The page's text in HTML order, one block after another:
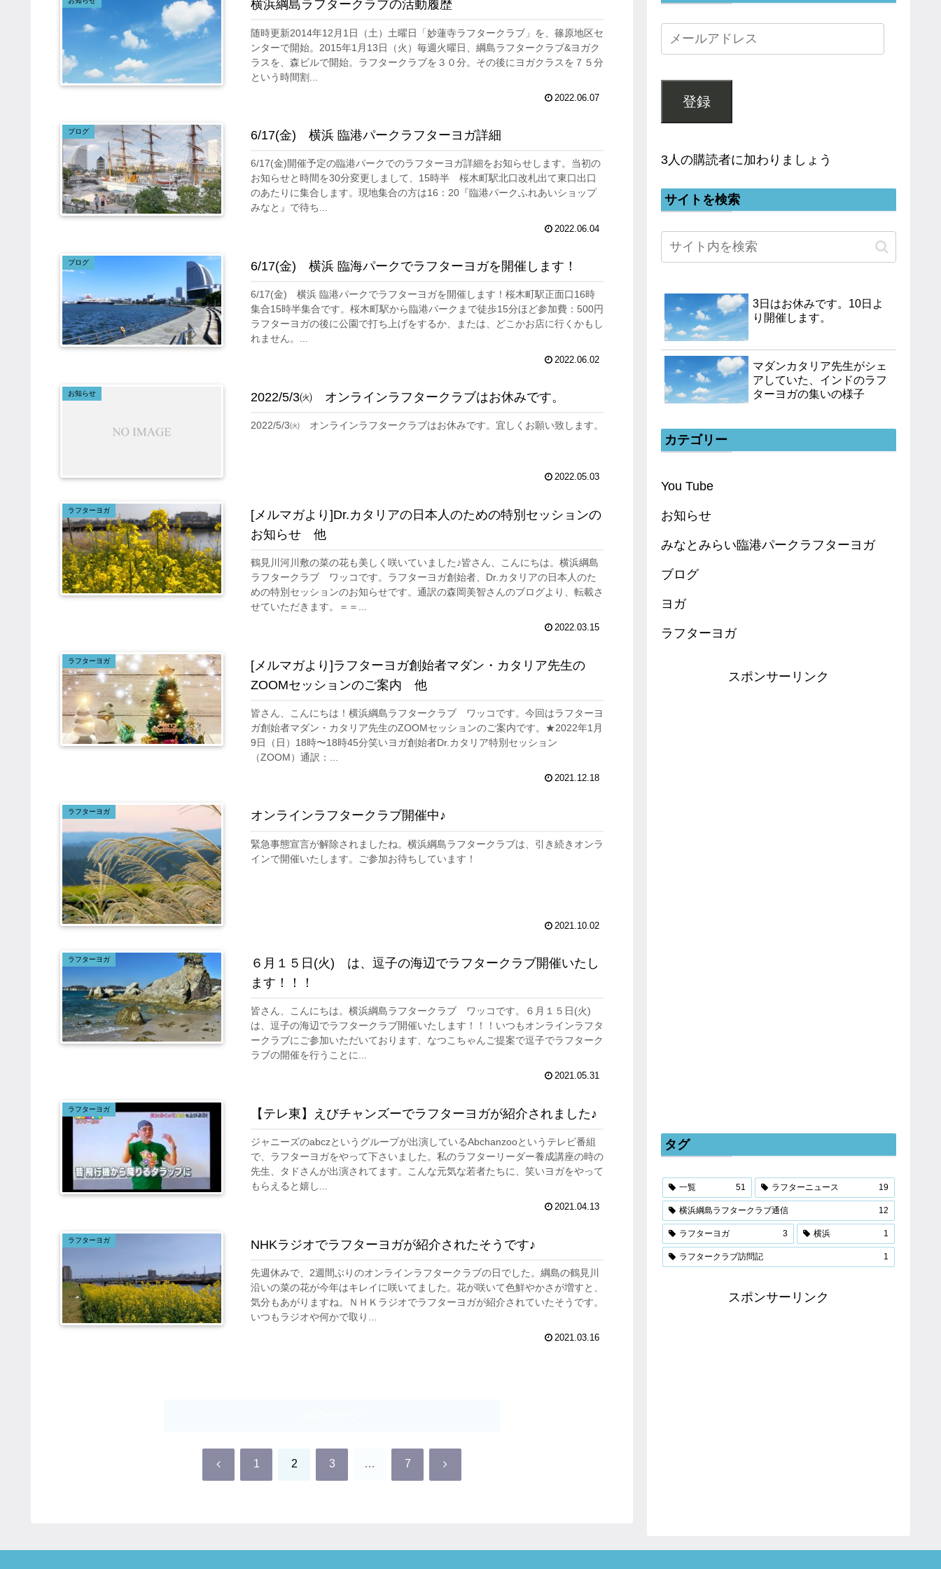
横浜綱島ラフタークラブの活動履歴
随時更新2014年12月1日（土）土曜日「妙蓮寺ラフタークラブ」を、篠原地区セ
ンターで開始。2015年1月13日（火）毎週火曜日、綱島ラフタークラブ&ヨガク
ラスを、森ビルで開始。ラフタークラブを３０分。その後にヨガクラスを７５分
という時間割...
2022.06.07
ブログ 6/17(金) 横浜 臨港パークラフターヨガ詳細
6/17(金)開催予定の臨港パークでのラフターヨガ詳細をお知らせします。当初の
お知らせと時間を30分変更しまして、15時半 桜木町駅北口改札出て東口出口
のあたりに集合します。現地集合の方は16：20『臨港パークふれあいショップ
みなと』で待ち...
2022.06.04
ブログ 6/17(金) 横浜 臨海パークでラフターヨガを開催します！
6/17(金) 横浜 臨港パークでラフターヨガを開催します！桜木町駅正面口16時
集合15時半集合です。桜木町駅から臨港パークまで徒歩15分ほど参加費：500円
ラフターヨガの後に公園で打ち上げをするか、または、どこかお店に行くかもし
れません。...
2022.06.02
お知らせ 2022/5/3㈫ オンラインラフタークラブはお休みです。
2022/5/3㈫ オンラインラフタークラブはお休みです。宜しくお願い致します。
2022.05.03
ラフターヨガ
[メルマガより]Dr.カタリアの日本人のための特別セッションの
お知らせ 他
鶴見川河川敷の菜の花も美しく咲いていました♪皆さん、こんにちは。横浜綱島
ラフタークラブ ワッコです。ラフターヨガ創始者、Dr.カタリアの日本人のた
めの特別セッションのお知らせです。通訳の森岡美智さんのブログより、転載さ
せていただきます。＝＝...
2022.03.15
ラフターヨガ
[メルマガより]ラフターヨガ創始者マダン・カタリア先生の
ZOOMセッションのご案内 他
皆さん、こんにちは！横浜綱島ラフタークラブ ワッコです。今回はラフターヨ
ガ創始者マダン・カタリア先生のZOOMセッションのご案内です。★2022年1月
9日（日）18時〜18時45分笑いヨガ創始者Dr.カタリア特別セッション
（ZOOM）通訳：...
2021.12.18
ラフターヨガ オンラインラフタークラブ開催中♪
緊急事態宣言が解除されましたね。横浜綱島ラフタークラブは、引き続きオンラ
インで開催いたします。ご参加お待ちしています！
2021.10.02
ラフターヨガ
６月１５日(火) は、逗子の海辺でラフタークラブ開催いたし
ます！！！
皆さん、こんにちは。横浜綱島ラフタークラブ ワッコです。６月１５日(火)
は、逗子の海辺でラフタークラブ開催いたします！！！いつもオンラインラフタ
ークラブにご参加いただいております、なつこちゃんご提案で逗子でラフターク
ラブの開催を行うことに...
2021.05.31
ラフターヨガ 【テレ東】えびチャンズーでラフターヨガが紹介されました♪
ジャニーズのabczというグループが出演しているAbchanzooというテレビ番組
で、ラフターヨガをやって下さいました。私のラフターリーダー養成講座の時の
先生、タドさんが出演されてます。こんな元気な若者たちに、笑いヨガをやって
もらえると嬉し...
2021.04.13
ラフターヨガ NHKラジオでラフターヨガが紹介されたそうです♪
先週休みで、2週間ぶりのオンラインラフタークラブの日でした。綱島の鶴見川
沿いの菜の花が今年はキレイに咲いてました。花が咲いて色鮮やかさが増すと、
気分もあがりますね。ＮＨＫラジオでラフターヨガが紹介されていたそうです。
いつもラジオや何かで取り...
2021.03.16
前 1 2 3 … 7 次
登録
3人の購読者に加わりましょう
サイトを検索
3日はお休みです。10日よ
り開催します。
マダンカタリア先生がシェ
アしていた、インドのラフ
ターヨガの集いの様子
カテゴリー
You Tube
お知らせ
みなとみらい臨港パークラフターヨガ
ブログ
ヨガ
ラフターヨガ
スポンサーリンク
タグ
一覧 51 ラフターニュース 19
横浜綱島ラフタークラブ通信 12
ラフターヨガ 3 横浜 1
ラフタークラブ訪問記 1
スポンサーリンク